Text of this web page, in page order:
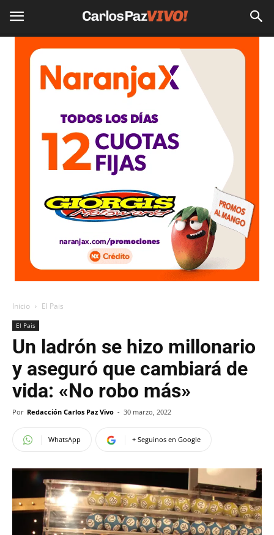
Inicio El Pais
El Pais
Un ladrón se hizo millonario
y aseguró que cambiará de
vida: «No robo más»
Por Redacción Carlos Paz Vivo - 30 marzo, 2022
WhatsApp + Seguinos en Google